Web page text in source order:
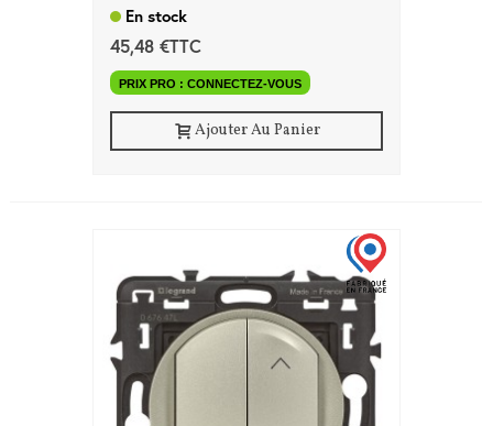
En stock
45,48 €TTC
PRIX PRO : CONNECTEZ-VOUS
Ajouter Au Panier